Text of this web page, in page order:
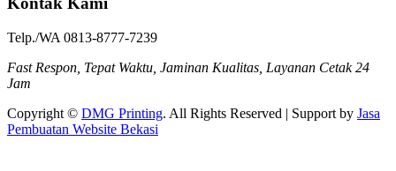
Telp./WA 0813-8777-7239
Fast Respon, Tepat Waktu, Jaminan Kualitas, Layanan Cetak 24
Jam
Copyright © DMG Printing. All Rights Reserved | Support by Jasa
Pembuatan Website Bekasi